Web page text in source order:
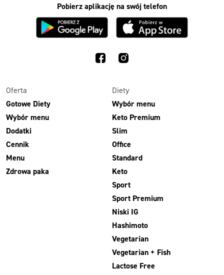
Pobierz aplikację na swój telefon
Oferta
Gotowe Diety
Wybór menu
Dodatki
Cennik
Menu
Zdrowa paka
Diety
Wybór menu
Keto Premium
Slim
Office
Standard
Keto
Sport
Sport Premium
Niski IG
Hashimoto
Vegetarian
Vegetarian + Fish
Lactose Free